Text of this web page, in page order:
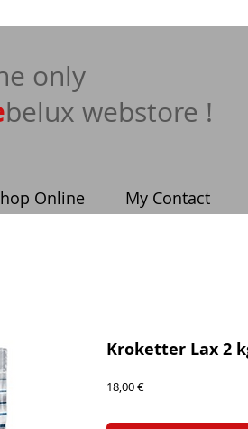
only
belux webstore !
Online My Contact
Kroketter Lax 2
18,00 €Price